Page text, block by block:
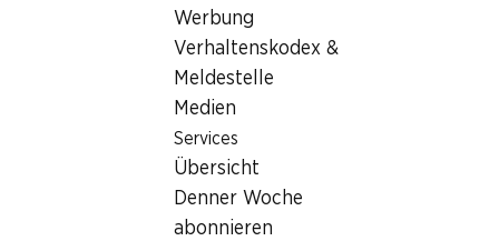
Werbung
Verhaltenskodex &
Meldestelle
Medien
Services
Übersicht
Denner Woche
abonnieren
Bargeldbezug mit Post - / M-Card